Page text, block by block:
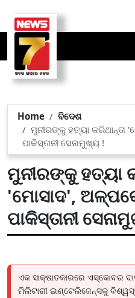
Home
ବିଦେଶ
ମୁନୀରଙ୍କୁ ହତ୍ୟା କରିଥାନ୍ତା
ପାକିସ୍ତାନୀ ସେନାମୁଖ୍ୟ !
ମୁନୀରଙ୍କୁ ହତ୍ୟା
'ମୋସାଦ',
ପାକିସ୍ତାନୀ
ଏକ ସାକ୍ଷାତକାରରେ ଏସ୍କୋବର
ମିଲିଟାରୀ ଇଣ୍ଟେଲିଜେନ୍ସକୁ